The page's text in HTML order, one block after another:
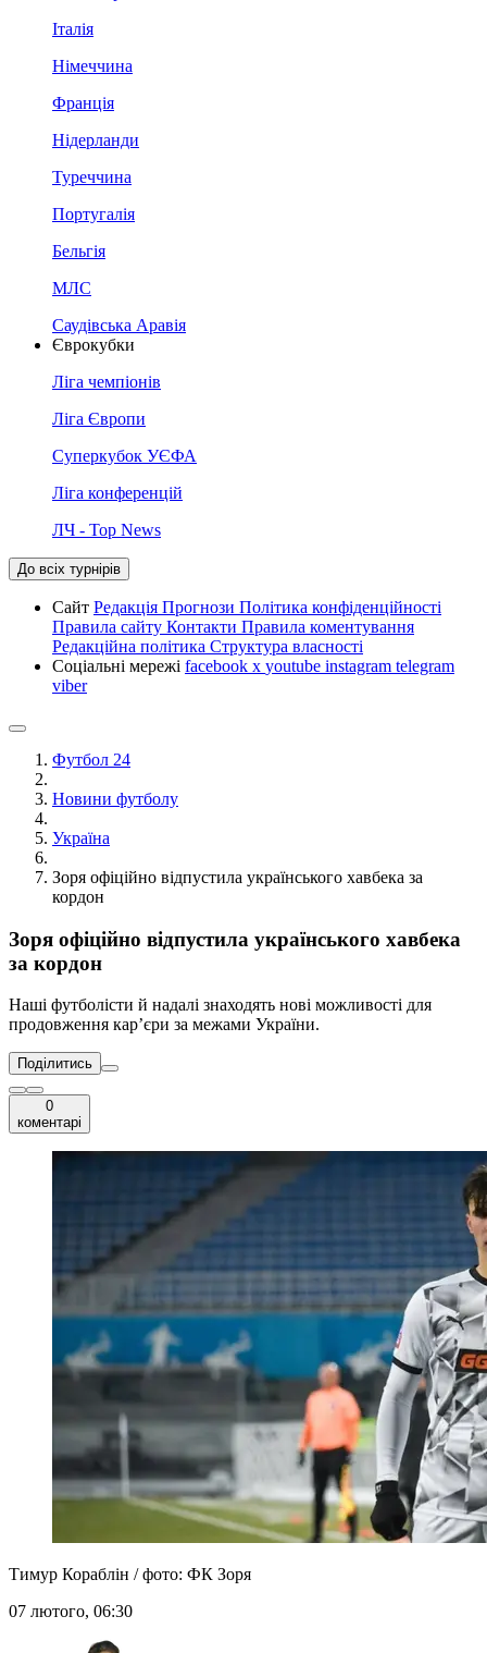
Італія
Німеччина
Франція
Нідерланди
Туреччина
Португалія
Бельгія
МЛС
Саудівська Аравія
Єврокубки
Ліга чемпіонів
Ліга Європи
Суперкубок УЄФА
Ліга конференцій
ЛЧ - Top News
До всіх турнірів
Сайт Редакція Прогнози Політика конфіденційності
Правила сайту Контакти Правила коментування
Редакційна політика Структура власності
Соціальні мережі facebook x youtube instagram telegram
viber
Футбол 24
Новини футболу
Україна
Зоря офіційно відпустила українського хавбека за
кордон
Зоря офіційно відпустила українського хавбека
за кордон
Наші футболісти й надалі знаходять нові можливості для
продовження кар’єри за межами України.
Поділитись
0
коментарі
Тимур Кораблін / фото: ФК Зоря
07 лютого, 06:30